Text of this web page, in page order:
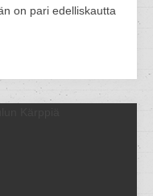
on pari edelliskautta